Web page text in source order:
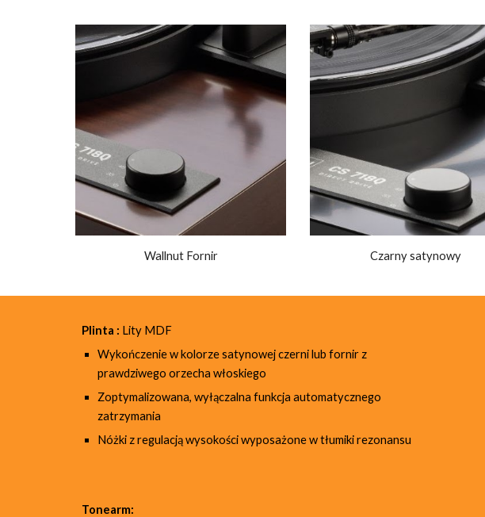
Wallnut Fornir Czarny satynowy
Plinta : Lity MDF
Wykończenie w kolorze satynowej czerni lub fornir z
prawdziwego orzecha włoskiego
Zoptymalizowana, wyłączalna funkcja automatycznego
zatrzymania
Nóżki z regulacją wysokości wyposażone w tłumiki rezonansu
Tonearm: